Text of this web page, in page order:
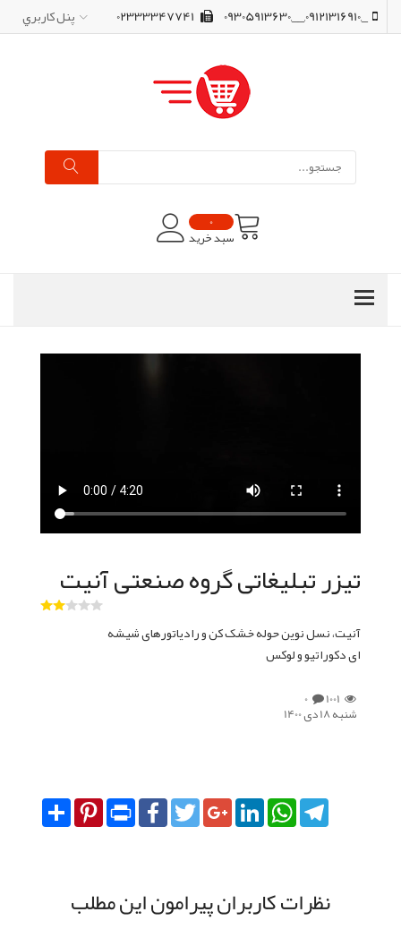
_,09121316910,__,09305913630 پنل کاربري
0
سبد خرید
تیزر تبلیغاتی گروه صنعتی آنیت
آنیت، نسل نوین حوله خشک کن و رادیاتورهای شیشه
ای دکوراتیو و لوکس
1001
0
شنبه 18 دی 1400
SharePinterest Print
FacebookTwitterGoogle+LinkedInWhatsAppTelegram
نظرات کاربران پیرامون این مطلب